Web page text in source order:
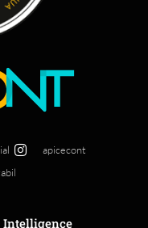
apicecont
Intelligence